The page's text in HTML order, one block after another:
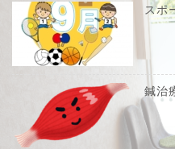
スポ
鍼治